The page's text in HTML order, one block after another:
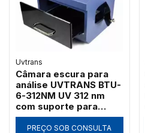
Uvtrans
Câmara escura para
análise UVTRANS BTU-
6-312NM UV 312 nm
com suporte para
câmera
PREÇO SOB CONSULTA